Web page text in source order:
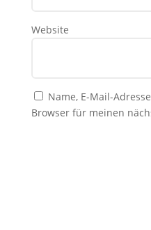
Website
Name, E-Mail-
Browser für meinen